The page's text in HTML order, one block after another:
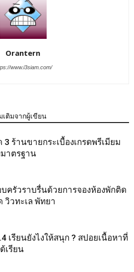
Orantern
www.i3siam.com/
เติมจากผู้เขียน
3 ร้านขายกระเบื้องเกรดพรีเมียม
าตรฐาน
ครัวราบรื่นด้วยการจองห้องพักติด
วิวทะเล พัทยา
เรียนยังไงให้สนุก ? สปอยเนื้อหาที่
เรียน